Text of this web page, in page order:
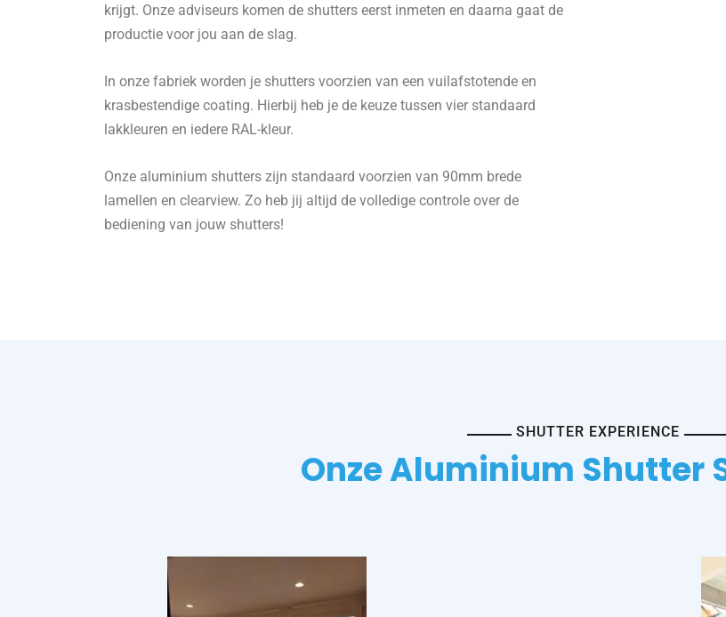
krijgt. Onze adviseurs komen de shutters eerst inmeten en daarna gaat de
productie voor jou aan de slag.
In onze fabriek worden je shutters voorzien van een vuilafstotende en
krasbestendige coating. Hierbij heb je de keuze tussen vier standaard
lakkleuren en iedere RAL-kleur.
Onze aluminium shutters zijn standaard voorzien van 90mm brede
lamellen en clearview. Zo heb jij altijd de volledige controle over de
bediening van jouw shutters!
SHUTTER EXPERIENCE
Onze Aluminium Shutter